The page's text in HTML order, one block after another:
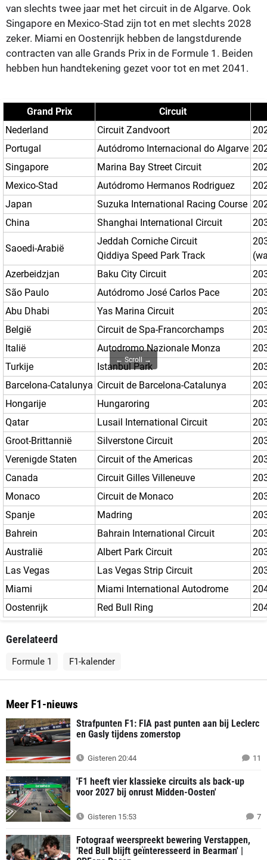
van slechts twee jaar met het circuit in de Algarve. Ook
Singapore en Mexico-Stad zijn tot en met slechts 2028
zeker. Miami en Oostenrijk hebben de langstdurende
contracten van alle Grands Prix in de Formule 1. Beiden
hebben hun handtekening gezet voor tot en met 2041.
← Scroll →
Grand Prix
Circuit
Nederland
Circuit Zandvoort
Portugal
Autódromo Internacional do Algarve
Singapore
Marina Bay Street Circuit
Mexico-Stad
Autódromo Hermanos Rodriguez
Japan
Suzuka International Racing Course
China
Shanghai International Circuit
Saoedi-Arabië
Jeddah Corniche Circuit
Qiddiya Speed Park Track
Azerbeidzjan
Baku City Circuit
São Paulo
Autódromo José Carlos Pace
Abu Dhabi
Yas Marina Circuit
België
Circuit de Spa-Francorchamps
Italië
Autodromo Nazionale Monza
Turkije
Istanbul Park
Barcelona-Catalunya Circuit de Barcelona-Catalunya
Hongarije
Hungaroring
Qatar
Lusail International Circuit
Groot-Brittannië
Silverstone Circuit
Verenigde Staten
Circuit of the Americas
Canada
Circuit Gilles Villeneuve
Monaco
Circuit de Monaco
Spanje
Madring
Bahrein
Bahrain International Circuit
Australië
Albert Park Circuit
Las Vegas
Las Vegas Strip Circuit
Miami
Miami International Autodrome
Oostenrijk
Red Bull Ring
Gerelateerd
Formule 1 F1-kalender
Meer F1-nieuws
Strafpunten F1: FIA past punten aan bij Leclerc
en Gasly tijdens zomerstop
Gisteren 20:44 11
'F1 heeft vier klassieke circuits als back-up
voor 2027 bij onrust Midden-Oosten'
Gisteren 15:53 7
Fotograaf weerspreekt bewering Verstappen,
'Red Bull blijft geïnteresseerd in Bearman' |